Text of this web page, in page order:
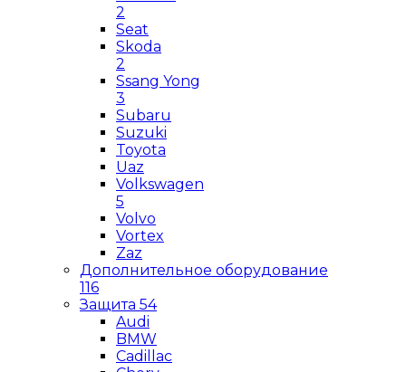
2
Seat
Skoda
2
Ssang Yong
3
Subaru
Suzuki
Toyota
Uaz
Volkswagen
5
Volvo
Vortex
Zaz
Дополнительное оборудование
116
Защита 54
Audi
BMW
Cadillac